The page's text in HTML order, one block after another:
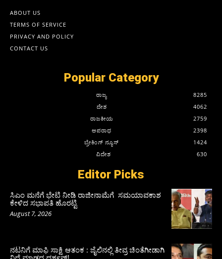
ABOUT US
TERMS OF SERVICE
PRIVACY AND POLICY
CONTACT US
Popular Category
ರಾಜ್ಯ
8285
ದೇಶ
4062
ರಾಜಕೀಯ
2759
ಅಪರಾಧ
2398
ಬ್ರೇಕಿಂಗ್ ನ್ಯೂಸ್
1424
ವಿದೇಶ
630
Editor Picks
ಸಿಎಂ ಮನೆಗೆ ಭೇಟಿ ನೀಡಿ ರಾಜೀನಾಮೆಗೆ ಸಮಯಾವಕಾಶ
ಕೇಳಿದ ಸಭಾಪತಿ ಹೊರಟ್ಟಿ
August 7, 2026
ನಟನಿಗೆ ಮಾಫಿ ಸಾಕ್ಷಿ ಆತಂಕ : ಜೈಲಿನಲ್ಲಿ ತೀವ್ರ ಚಿಂತೆಗೀಡಾಗಿ